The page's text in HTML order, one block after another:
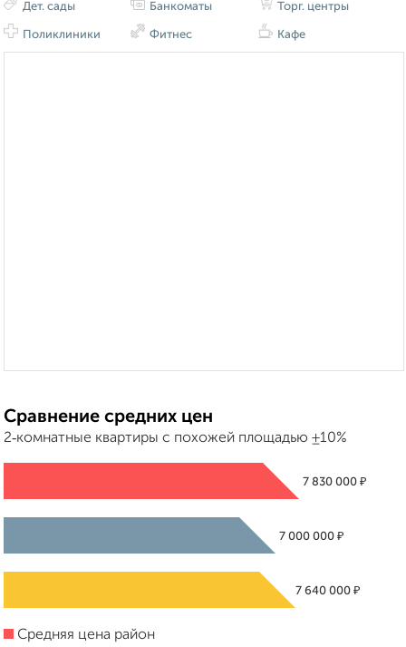
Дет. сады
Поликлиники
Банкоматы
Фитнес
Торг. центры
Кафе
Сравнение средних цен
2‑комнатные квартиры с похожей площадью ±10%
7 830 000 ₽
7 000 000 ₽
7 640 000 ₽
Средняя цена район